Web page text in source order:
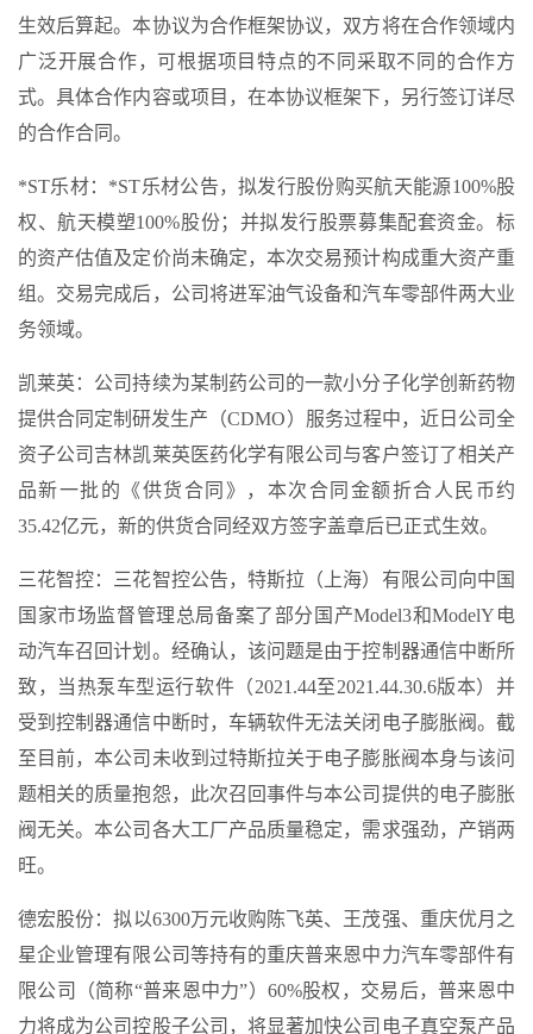
生效后算起。本协议为合作框架协议，双方将在合作领域内
广泛开展合作，可根据项目特点的不同采取不同的合作方
式。具体合作内容或项目，在本协议框架下，另行签订详尽
的合作合同。
*ST乐材：*ST乐材公告，拟发行股份购买航天能源100%股
权、航天模塑100%股份；并拟发行股票募集配套资金。标
的资产估值及定价尚未确定，本次交易预计构成重大资产重
组。交易完成后，公司将进军油气设备和汽车零部件两大业
务领域。
凯莱英：公司持续为某制药公司的一款小分子化学创新药物
提供合同定制研发生产（CDMO）服务过程中，近日公司全
资子公司吉林凯莱英医药化学有限公司与客户签订了相关产
品新一批的《供货合同》，本次合同金额折合人民币约
35.42亿元，新的供货合同经双方签字盖章后已正式生效。
三花智控：三花智控公告，特斯拉（上海）有限公司向中国
国家市场监督管理总局备案了部分国产Model3和ModelY电
动汽车召回计划。经确认，该问题是由于控制器通信中断所
致，当热泵车型运行软件（2021.44至2021.44.30.6版本）并
受到控制器通信中断时，车辆软件无法关闭电子膨胀阀。截
至目前，本公司未收到过特斯拉关于电子膨胀阀本身与该问
题相关的质量抱怨，此次召回事件与本公司提供的电子膨胀
阀无关。本公司各大工厂产品质量稳定，需求强劲，产销两
旺。
德宏股份：拟以6300万元收购陈飞英、王茂强、重庆优月之
星企业管理有限公司等持有的重庆普来恩中力汽车零部件有
限公司（简称“普来恩中力”）60%股权，交易后，普来恩中
力将成为公司控股子公司，将显著加快公司电子真空泵产品